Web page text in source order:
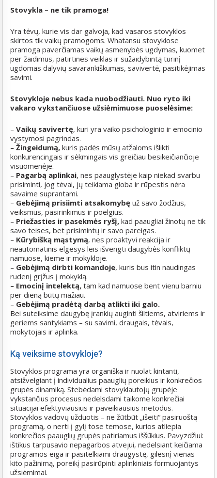
Stovykla – ne tik pramoga!
Yra tėvų, kurie vis dar galvoja, kad vasaros stovyklos
skirtos tik vaikų pramogoms. Whatansu stovyklose
pramoga paverčiamas vaikų asmenybės ugdymas, kuomet
per žaidimus, patirtines veiklas ir sužaidybintą turinį
ugdomas dalyvių savarankiškumas, savivertė, pasitikėjimas
savimi.
Stovykloje nebus kada nuobodžiauti. Nuo ryto iki
vakaro vykstančiuose užsiėmimuose puoselėsime:
– Vaikų savivertę, kuri yra vaiko psichologinio ir emocinio
vystymosi pagrindas.
– Žingeidumą, kuris padės mūsų atžaloms išlikti
konkurencingais ir sėkmingais vis greičiau besikeičiančioje
visuomenėje.
– Pagarbą aplinkai, nes paauglystėje kaip niekad svarbu
prisiminti, jog tėvai, jų teikiama globa ir rūpestis nėra
savaime suprantami.
– Gebėjimą prisiimti atsakomybę už savo žodžius,
veiksmus, pasirinkimus ir poelgius.
– Priežasties ir pasekmės ryšį, kad paaugliai žinotų ne tik
savo teises, bet prisimintų ir savo pareigas.
– Kūrybišką mąstymą, nes proaktyvi reakcija ir
neautomatinis elgesys leis išvengti daugybės konfliktų
namuose, kieme ir mokykloje.
– Gebėjimą dirbti komandoje, kuris bus itin naudingas
rudenį grįžus į mokyklą.
– Emocinį intelektą, tam kad namuose bent vienu barniu
per dieną būtų mažiau.
– Gebėjimą pradėtą darbą atlikti iki galo.
Bei suteiksime daugybę įrankių auginti šiltiems, atviriems ir
geriems santykiams – su savimi, draugais, tėvais,
mokytojais ir aplinka.
Ką veiksime stovykloje?
Stovyklos programa yra organiška ir nuolat kintanti,
atsižvelgiant į individualius paauglių poreikius ir konkrečios
grupės dinamiką. Stebėdami stovyklautojų grupėje
vykstančius procesus nedelsdami taikome konkrečiai
situacijai efektyviausius ir paveikiausius metodus.
Stovyklos vadovų užduotis – ne žūtbūt „išeiti“ pasiruoštą
programą, o nerti į gylį tose temose, kurios atliepia
konkrečios paauglių grupės patiriamus iššūkius. Pavyzdžiui:
ištikus tarpusavio nepagarbos atvejui, nedelsiant keičiama
programos eiga ir pasitelkiami draugystę, gilesnį vienas
kito pažinimą, poreikį pasirūpinti aplinkiniais formuojantys
užsiėmimai.